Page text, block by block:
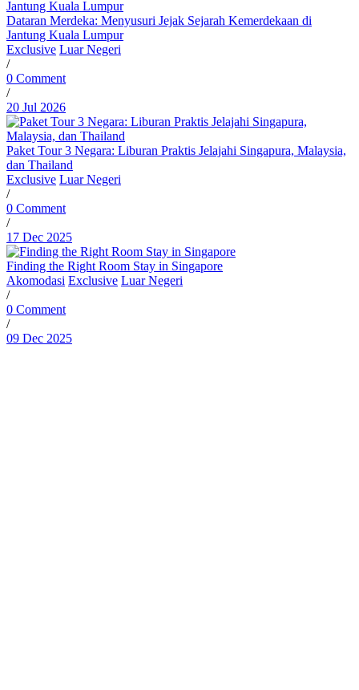
Dataran Merdeka: Menyusuri Jejak Sejarah Kemerdekaan di
Jantung Kuala Lumpur
Exclusive Luar Negeri
/
0 Comment
/
20 Jul 2026
Paket Tour 3 Negara: Liburan Praktis Jelajahi Singapura, Malaysia,
dan Thailand
Exclusive Luar Negeri
/
0 Comment
/
17 Dec 2025
Finding the Right Room Stay in Singapore
Akomodasi Exclusive Luar Negeri
/
0 Comment
/
09 Dec 2025